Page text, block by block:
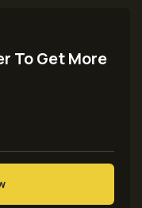
To Get More